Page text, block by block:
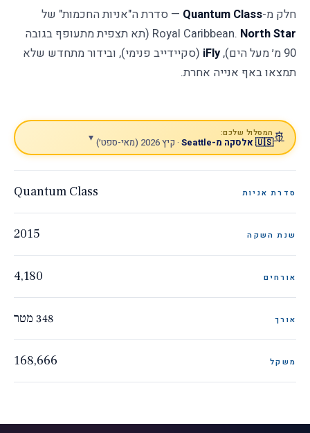
חלק מ-Quantum Class — סדרת ה"אניות החכמות" של
Royal Caribbean. North Star
(תא תצפית מתעופף בגובה
90 מ׳ מעל הים),
iFly (סקיידייב פנימי), ובידור מתחדש שלא
תמצאו באף אנייה אחרת.
🚢המסלול שלכם:
🇺🇸 אלסקה מ-Seattle · קיץ 2026 (מאי-ספט׳) ▾
סדרת אניות Quantum Class
שנת השקה 2015
אורחים 4,180
אורך 348 מטר
משקל 168,666